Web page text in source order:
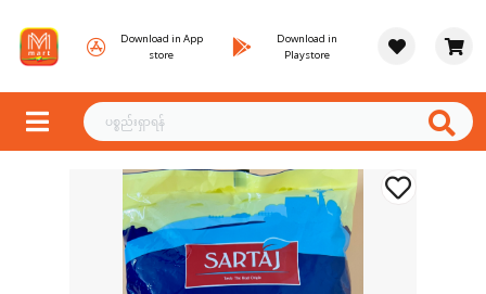
Download in App
store
Download in
Playstore